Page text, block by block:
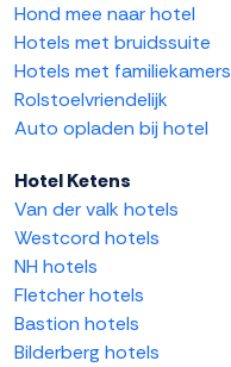
Hond mee naar hotel
Hotels met bruidssuite
Hotels met familiekamers
Rolstoelvriendelijk
Auto opladen bij hotel
Hotel Ketens
Van der valk hotels
Westcord hotels
NH hotels
Fletcher hotels
Bastion hotels
Bilderberg hotels